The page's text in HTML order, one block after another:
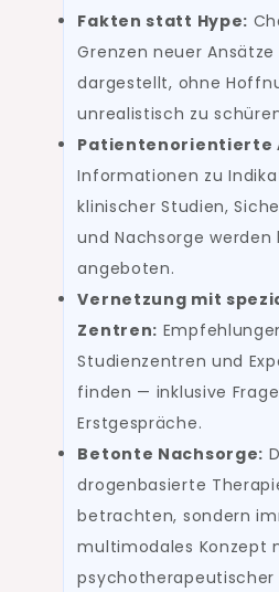
Fakten statt Hype:
Grenzen neuer
dargestellt, ohne
unrealistisch zu
Patientenorientierte
Informationen zu
klinischer Studien,
und Nachsorge
angeboten.
Vernetzung mit
Zentren:
Studienzentren und
finden — inklusive
Erstgespräche.
Betonte Nachsorge:
drogenbasierte
betrachten, sondern
multimodales Konzept
psychotherapeutischer